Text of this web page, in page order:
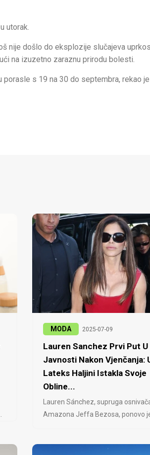
utorak.
nije došlo do eksplozije slučajeva uprkos
na izuzetno zaraznu prirodu bolesti.
s 19 na 30 do septembra, rekao je
MODA 2025-07-09
Lauren Sanchez Prvi Put U
Javnosti Nakon Vjenčanja:
Lateks Haljini Istakla Svoje
Obline...
Lauren Sánchez, supruga
Amazona Jeffa Bezosa, ponovo je